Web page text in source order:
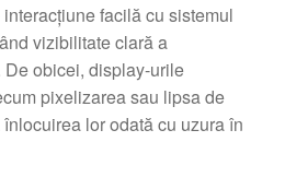
facilă cu sistemul
vizibilitate clară a
obicei, display-urile
pixelizarea sau lipsa de
lor odată cu uzura în